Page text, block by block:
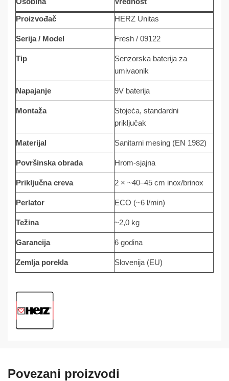
Proizvođač
HERZ Unitas
Serija / Model Fresh / 09122
Tip
Senzorska baterija za
umivaonik
Napajanje 9V baterija
Montaža
Stojeća, standardni
priključak
Materijal Sanitarni mesing (EN 1982)
Površinska obrada Hrom-sjajna
Priključna creva 2 × ~40–45 cm inox/brinox
Perlator ECO (~6 l/min)
Težina ~2,0 kg
Garancija 6 godina
Zemlja porekla Slovenija (EU)
Povezani proizvodi